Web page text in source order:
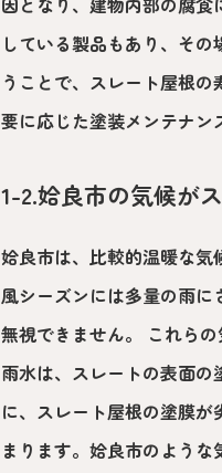
している製品もあり、そ
うことで、スレート屋根
要に応じた塗装メンテナン
1-2.姶良市の気候が
姶良市は、比較的温暖な
風シーズンには多量の雨
無視できません。 これら
雨水は、スレートの表面
に、スレート屋根の塗膜
まります。姶良市のよう